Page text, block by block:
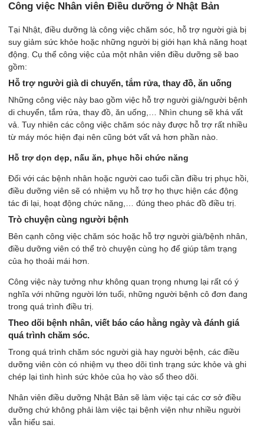
Công việc Nhân viên Điều dưỡng ở Nhật Bản
Tại Nhật, điều dưỡng là công việc chăm sóc, hỗ trợ người già bị
suy giảm sức khỏe hoặc những người bị giới hạn khả năng hoạt
động. Cụ thể công việc của một nhân viên điều dưỡng sẽ bao
gồm:
Hỗ trợ người già di chuyển, tắm rửa, thay đồ, ăn uống
Những công việc này bao gồm việc hỗ trợ người già/người bệnh
di chuyển, tắm rửa, thay đồ, ăn uống,… Nhìn chung sẽ khá vất
vả. Tuy nhiên các công việc chăm sóc này được hỗ trợ rất nhiều
từ máy móc hiện đại nên cũng bớt vất vả hơn phần nào.
Hỗ trợ dọn dẹp, nấu ăn, phục hồi chức năng
Đối với các bệnh nhân hoặc người cao tuổi cần điều trị phục hồi,
điều dưỡng viên sẽ có nhiệm vụ hỗ trợ họ thực hiện các động
tác đi lại, hoạt động chức năng,… đúng theo phác đồ điều trị.
Trò chuyện cùng người bệnh
Bên cạnh công việc chăm sóc hoặc hỗ trợ người già/bệnh nhân,
điều dưỡng viên có thể trò chuyện cùng họ để giúp tâm trạng
của họ thoải mái hơn.
Công việc này tưởng như không quan trọng nhưng lại rất có ý
nghĩa với những người lớn tuổi, những người bệnh cô đơn đang
trong quá trình điều trị.
Theo dõi bệnh nhân, viết báo cáo hằng ngày và đánh giá
quá trình chăm sóc.
Trong quá trình chăm sóc người già hay người bệnh, các điều
dưỡng viên còn có nhiệm vụ theo dõi tình trạng sức khỏe và ghi
chép lại tình hình sức khỏe của họ vào sổ theo dõi.
Nhân viên điều dưỡng Nhật Bản sẽ làm việc tại các cơ sở điều
dưỡng chứ không phải làm việc tại bệnh viện như nhiều người
vẫn hiểu sai.